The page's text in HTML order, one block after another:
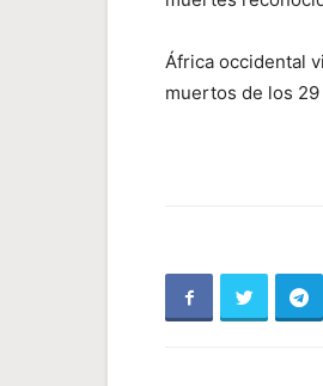
África occidental
muertos de los